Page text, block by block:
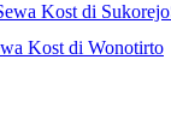
Kost di Sukorejo
Kost di Wonotirto